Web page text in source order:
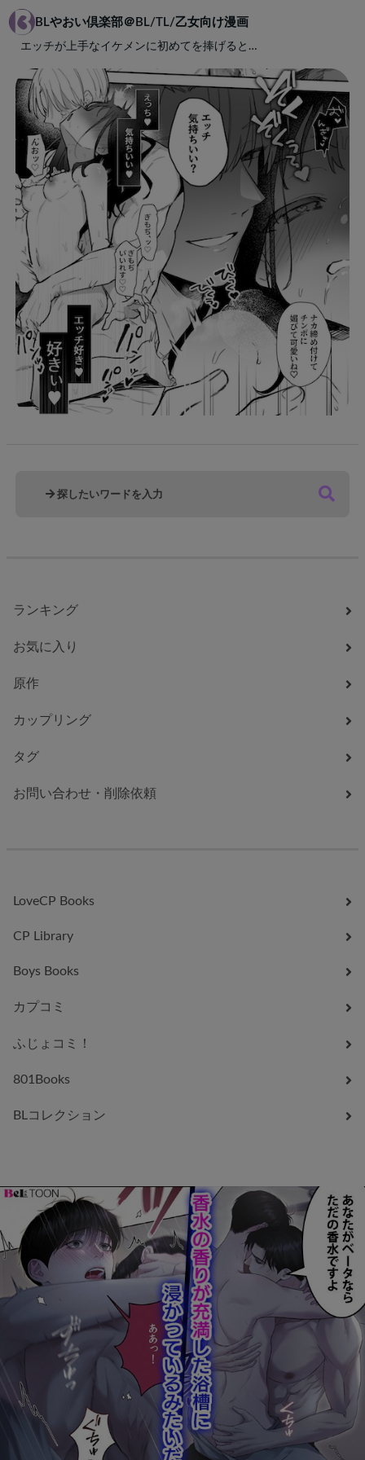
BLやおい倶楽部＠BL/TL/乙女向け漫画
エッチが上手なイケメンに初めてを捧げると…
ランキング
お気に入り
原作
カップリング
タグ
お問い合わせ・削除依頼
LoveCP Books
CP Library
Boys Books
カプコミ
ふじょコミ！
801Books
BLコレクション